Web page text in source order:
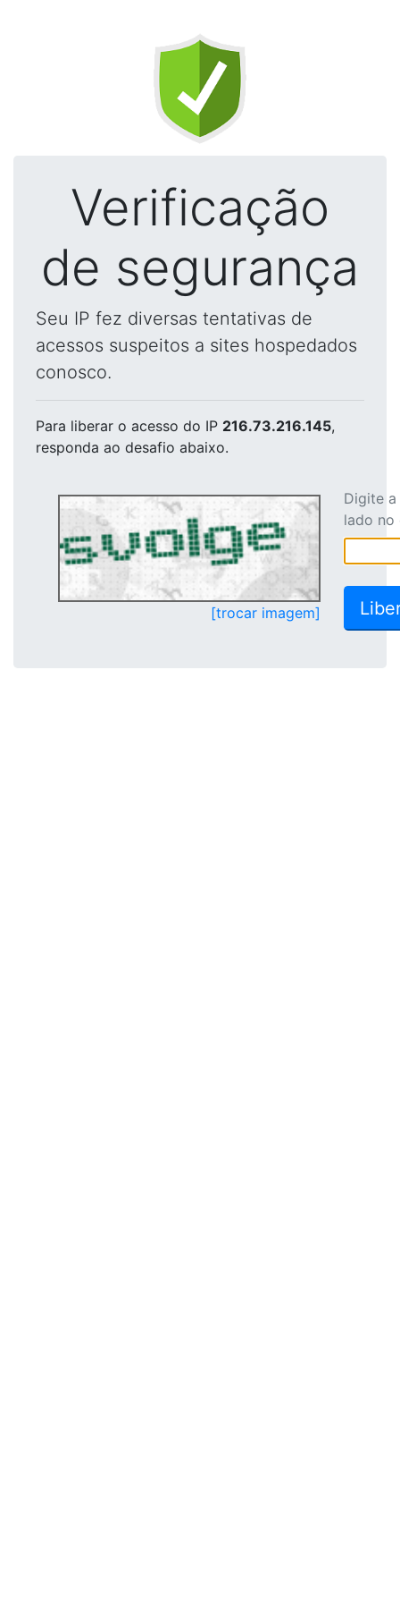
Verificação
de segurança
Seu IP fez diversas tentativas de
acessos suspeitos a sites hospedados
conosco.
Para liberar o acesso do IP 216.73.216.145,
responda ao desafio abaixo.
[trocar imagem]
Digite
lado no